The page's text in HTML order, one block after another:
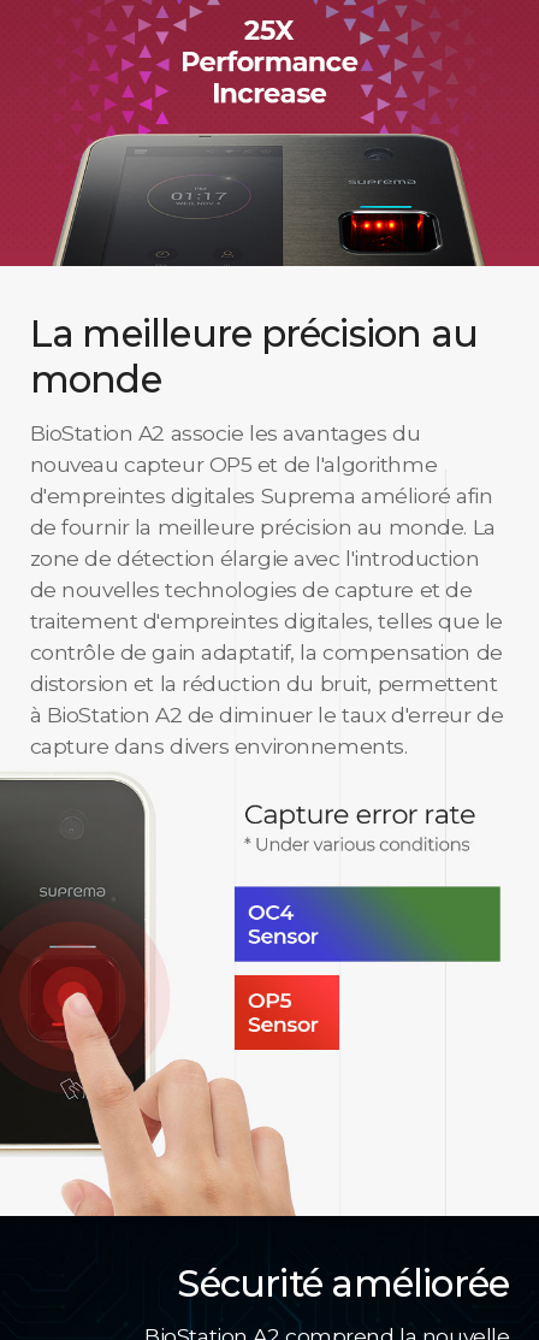
La meilleure précision au
monde
BioStation A2 associe les avantages du
nouveau capteur OP5 et de l'algorithme
d'empreintes digitales Suprema amélioré afin
de fournir la meilleure précision au monde. La
zone de détection élargie avec l'introduction
de nouvelles technologies de capture et de
traitement d'empreintes digitales, telles que le
contrôle de gain adaptatif, la compensation de
distorsion et la réduction du bruit, permettent
à BioStation A2 de diminuer le taux d'erreur de
capture dans divers environnements.
Sécurité améliorée